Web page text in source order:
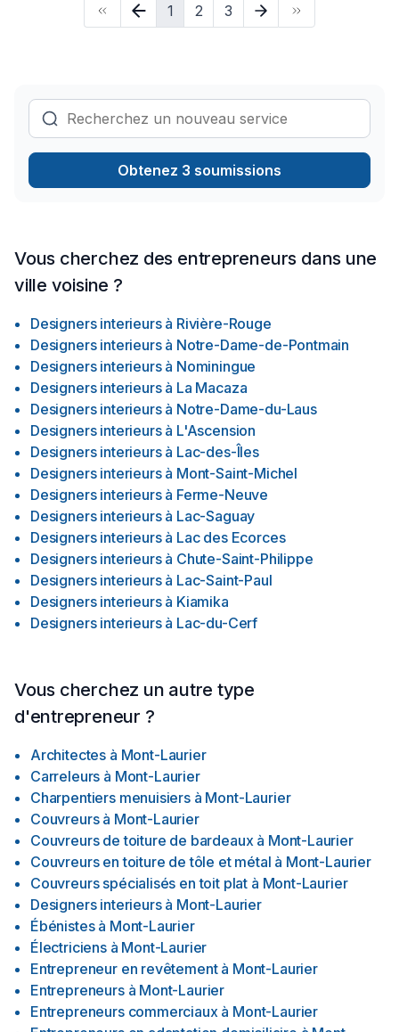
le développement de chaque projet et rendre l’expérience
enrichissante pour nos partenaires. Nous abordons de
visions.
1 2 3
Obtenez 3 soumissions
Vous cherchez des entrepreneurs dans une
ville voisine ?
Designers interieurs à Rivière-Rouge
Designers interieurs à Notre-Dame-de-Pontmain
Designers interieurs à Nominingue
Designers interieurs à La Macaza
Designers interieurs à Notre-Dame-du-Laus
Designers interieurs à L'Ascension
Designers interieurs à Lac-des-Îles
Designers interieurs à Mont-Saint-Michel
Designers interieurs à Ferme-Neuve
Designers interieurs à Lac-Saguay
Designers interieurs à Lac des Ecorces
Designers interieurs à Chute-Saint-Philippe
Designers interieurs à Lac-Saint-Paul
Designers interieurs à Kiamika
Designers interieurs à Lac-du-Cerf
Vous cherchez un autre type
d'entrepreneur ?
Architectes à Mont-Laurier
Carreleurs à Mont-Laurier
Charpentiers menuisiers à Mont-Laurier
Couvreurs à Mont-Laurier
Couvreurs de toiture de bardeaux à Mont-Laurier
Couvreurs en toiture de tôle et métal à Mont-Laurier
Couvreurs spécialisés en toit plat à Mont-Laurier
Designers interieurs à Mont-Laurier
Ébénistes à Mont-Laurier
Électriciens à Mont-Laurier
Entrepreneur en revêtement à Mont-Laurier
Entrepreneurs à Mont-Laurier
Entrepreneurs commerciaux à Mont-Laurier